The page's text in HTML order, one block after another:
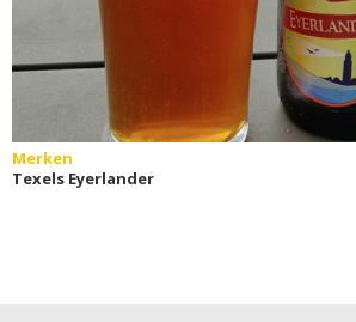
Merken
Texels Eyerlander